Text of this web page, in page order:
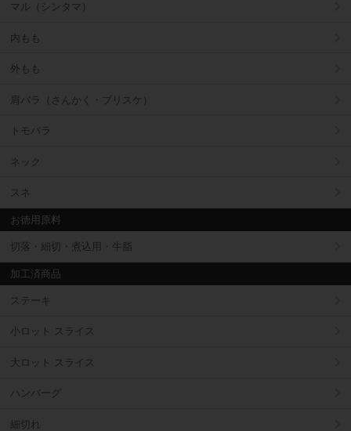
マル（シンタマ）
内もも
外もも
肩バラ（さんかく・ブリスケ）
トモバラ
ネック
スネ
お徳用原料
切落・細切・煮込用・牛脂
加工済商品
ステーキ
小ロット スライス
大ロット スライス
ハンバーグ
細切れ